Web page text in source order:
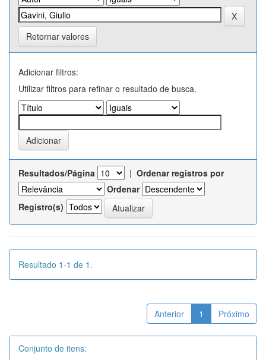
Retornar valores
Adicionar filtros:
Utilizar filtros para refinar o resultado de busca.
Resultados/Página | Ordenar registros por
Ordenar
Registro(s)
Resultado 1-1 de 1.
Anterior 1 Próximo
Conjunto de itens: